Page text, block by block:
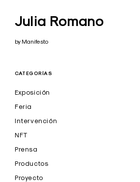
Julia Romano
by Manifesto
CATEGORÍAS
Exposición
Feria
Intervención
NFT
Prensa
Productos
Proyecto